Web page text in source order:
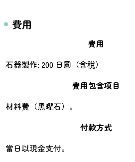
費用
費用
石器製作: 200 日圓（含稅）
費用包含項目
材料費（黑曜石）。
付款方式
當日以現金支付。